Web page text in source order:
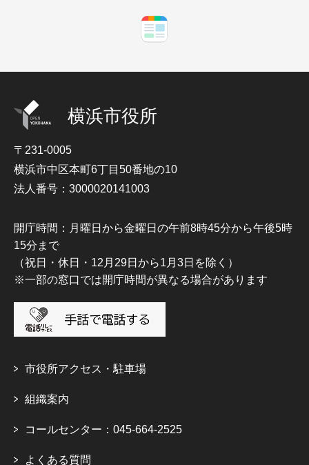
横浜市役所
〒231-0005
横浜市中区本町6丁目50番地の10
法人番号：3000020141003
開庁時間：月曜日から金曜日の午前8時45分から午後5時
15分まで
（祝日・休日・12月29日から1月3日を除く）
※一部の窓口では開庁時間が異なる場合があります
市役所アクセス・駐車場
組織案内
コールセンター：045-664-2525
よくある質問